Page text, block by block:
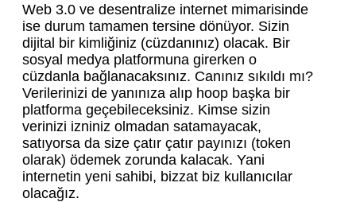
Web 3.0 ve desentralize internet mimarisinde
ise durum tamamen tersine dönüyor. Sizin
dijital bir kimliğiniz (cüzdanınız) olacak. Bir
sosyal medya platformuna girerken o
cüzdanla bağlanacaksınız. Canınız sıkıldı mı?
Verilerinizi de yanınıza alıp hoop başka bir
platforma geçebileceksiniz. Kimse sizin
verinizi izniniz olmadan satamayacak,
satıyorsa da size çatır çatır payınızı (token
olarak) ödemek zorunda kalacak. Yani
internetin yeni sahibi, bizzat biz kullanıcılar
olacağız.